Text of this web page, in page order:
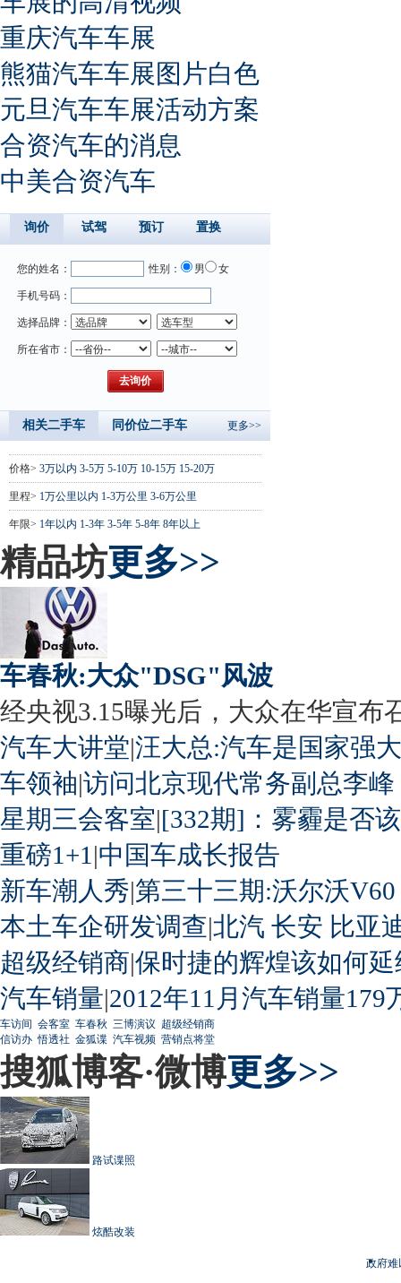
重庆汽车车展
熊猫汽车车展图片白色
元旦汽车车展活动方案
合资汽车的消息
中美合资汽车
询价 试驾 预订 置换
您的姓名： 性别： 男 女
手机号码：
选择品牌：
所在省市：
相关二手车 同价位二手车 更多>>
价格> 3万以内 3-5万 5-10万 10-15万 15-20万
里程> 1万公里以内 1-3万公里 3-6万公里
年限> 1年以内 1-3年 3-5年 5-8年 8年以上
精品坊更多>>
车春秋:大众"DSG"风波
经央视3.15曝光后，大众在华宣布
汽车大讲堂|汪大总:汽车是国家强
车领袖|访问北京现代常务副总李峰
星期三会客室|[332期]：雾霾是否
重磅1+1 |中国车成长报告
新车潮人秀|第三十三期:沃尔沃
本土车企研发调查|北汽 长安 比亚
超级经销商|保时捷的辉煌该如何延
汽车销量|2012年11月汽车销量179
车访间 会客室 车春秋 三博演议 超级经销商
信访办 悟透社 金狐谍 汽车视频 营销点将堂
搜狐博客·微博更多>>
路试谍照
炫酷改装
政府难